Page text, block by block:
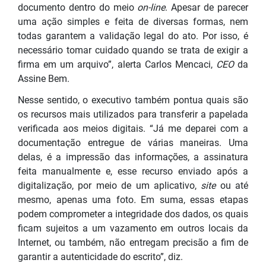
documento dentro do meio on-line. Apesar de parecer
uma ação simples e feita de diversas formas, nem
todas garantem a validação legal do ato. Por isso, é
necessário tomar cuidado quando se trata de exigir a
firma em um arquivo”, alerta Carlos Mencaci, CEOda
Assine Bem.
Nesse sentido, o executivo também pontua quais são
os recursos mais utilizados para transferir a papelada
verificada aos meios digitais. “Já me deparei com a
documentação entregue de várias maneiras. Uma
delas, é a impressão das informações, a assinatura
feita manualmente e, esse recurso enviado após a
digitalização, por meio de um aplicativo, site ou até
mesmo, apenas uma foto. Em suma, essas etapas
podem comprometer a integridade dos dados, os quais
ficam sujeitos a um vazamento em outros locais da
Internet, ou também, não entregam precisão a fim de
garantir a autenticidade do escrito”, diz.